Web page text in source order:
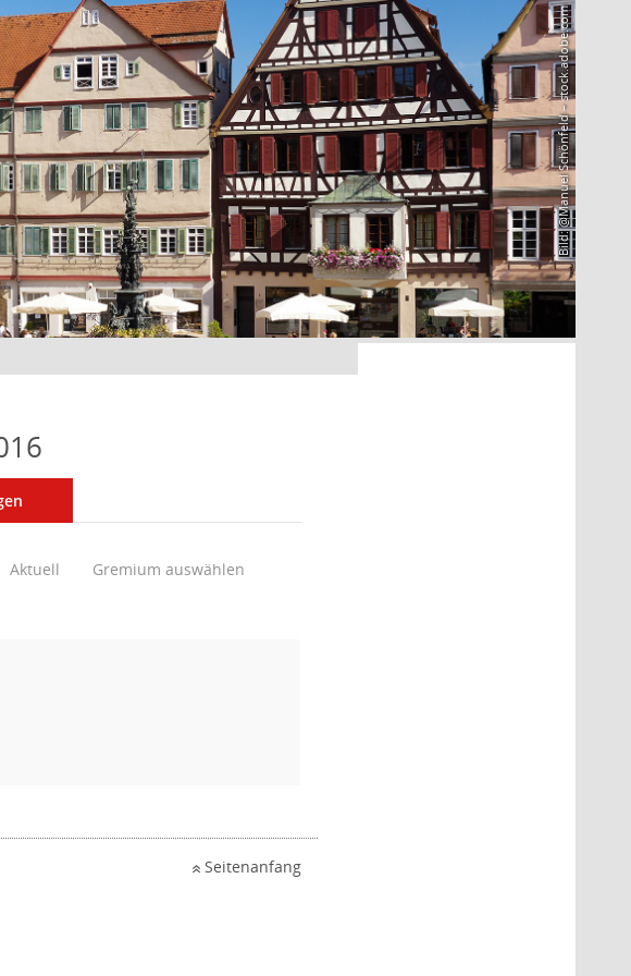
Bild: @Manuel Schönfeld – stock.adobe.com
Aktuell Gremium auswählen
Seitenanfang